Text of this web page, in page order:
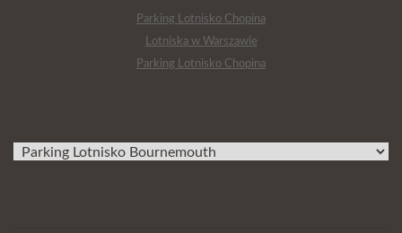
Parking Lotnisko Chopina
Lotniska w Warszawie
Parking Lotnisko Chopina